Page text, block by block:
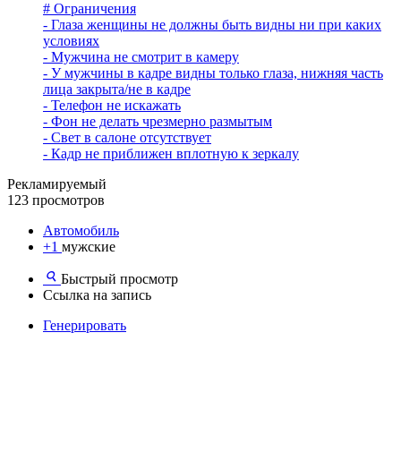
# Ограничения
- Глаза женщины не должны быть видны ни при каких
условиях
- Мужчина не смотрит в камеру
- У мужчины в кадре видны только глаза, нижняя часть
лица закрыта/не в кадре
- Телефон не искажать
- Фон не делать чрезмерно размытым
- Свет в салоне отсутствует
- Кадр не приближен вплотную к зеркалу
Рекламируемый
123 просмотров
Автомобиль
+1 мужские
Быстрый просмотр
Ссылка на запись
Генерировать